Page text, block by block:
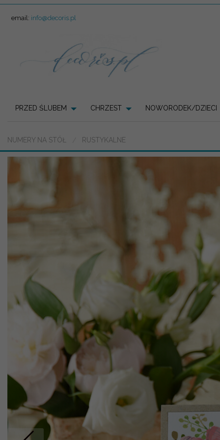
email: info@decoris.pl
PRZED ŚLUBEM CHRZEST NOWORODEK/DZIECI
NUMERY NA STÓŁ RUSTYKALNE